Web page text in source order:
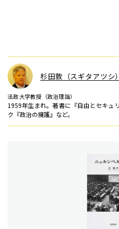
杉田敦（スギタアツシ）
法政大学教授（政治理論）
1959年生まれ。著書に『自由とセキュ
ク『政治の擁護』など。